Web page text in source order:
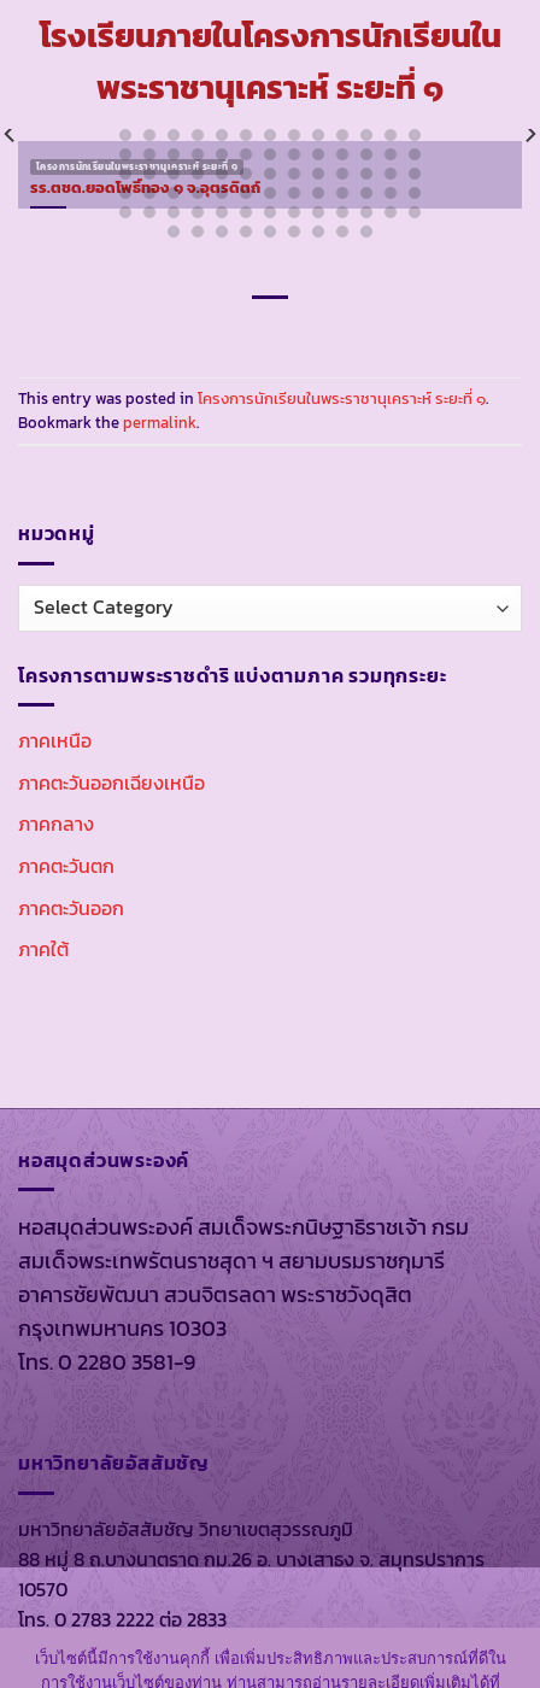
โรงเรียนภายในโครงการนักเรียนใน
พระราชานุเคราะห์ ระยะที่ ๑
โครงการนักเรียนในพระราชานุเคราะห์ ระยะที่ ๑
รร.ตชด.ยอดโพธิ์ทอง ๑ จ.อุตรดิตถ์
This entry was posted in โครงการนักเรียนในพระราชานุเคราะห์ ระยะที่ ๑.
Bookmark thepermalink.
หมวดหมู่
หมวด
หมู่
โครงการตามพระราชดำริ แบ่งตามภาค รวมทุกระยะ
ภาคเหนือ
ภาคตะวันออกเฉียงเหนือ
ภาคกลาง
ภาคตะวันตก
ภาคตะวันออก
ภาคใต้
หอสมุดส่วนพระองค์
หอสมุดส่วนพระองค์ สมเด็จพระกนิษฐาธิราชเจ้า กรม
สมเด็จพระเทพรัตนราชสุดา ฯ สยามบรมราชกุมารี
อาคารชัยพัฒนา สวนจิตรลดา พระราชวังดุสิต
กรุงเทพมหานคร 10303
โทร. 0 2280 3581-9
มหาวิทยาลัยอัสสัมชัญ
มหาวิทยาลัยอัสสัมชัญ วิทยาเขตสุวรรณภูมิ
88 หมู่ 8 ถ.บางนาตราด กม.26 อ. บางเสาธง จ. สมุทรปราการ
10570
โทร. 0 2783 2222 ต่อ 2833
เว็บไซต์นี้มีการใช้งานคุกกี้ เพื่อเพิ่มประสิทธิภาพและประสบการณ์ที่ดีใน
การใช้งานเว็บไซต์ของท่าน ท่านสามารถอ่านรายละเอียดเพิ่มเติมได้ที่